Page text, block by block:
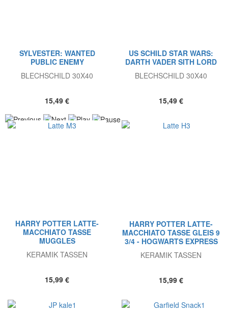
SYLVESTER: WANTED
PUBLIC ENEMY
BLECHSCHILD 30X40
15,49 €
US SCHILD STAR WARS:
DARTH VADER SITH LORD
BLECHSCHILD 30X40
15,49 €
HARRY POTTER LATTE-
MACCHIATO TASSE
MUGGLES
KERAMIK TASSEN
15,99 €
HARRY POTTER LATTE-
MACCHIATO TASSE GLEIS 9
3/4 - HOGWARTS EXPRESS
KERAMIK TASSEN
15,99 €